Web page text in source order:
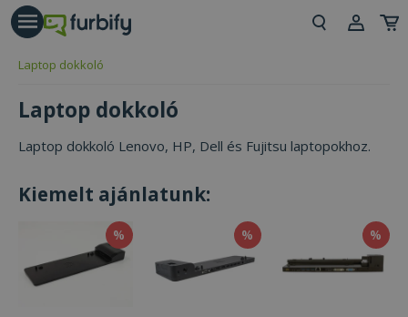
Laptop dokkoló
Laptop dokkoló
Laptop dokkoló Lenovo, HP, Dell és Fujitsu laptopokhoz.
Kiemelt ajánlatunk:
% % %
gomb